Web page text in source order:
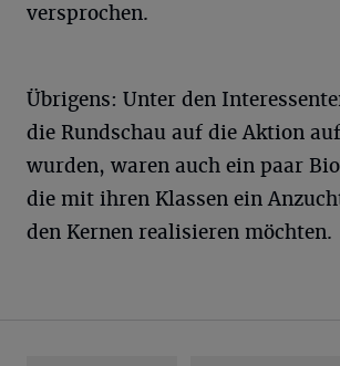
versprochen.
Übrigens: Unter den
die Rundschau auf die Aktion
wurden, waren auch ein paar
die mit ihren Klassen ein
den Kernen realisieren möchten.